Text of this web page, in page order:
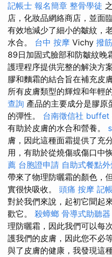
記帳士 報名簡章 整骨學徒
店，化妝品網絡商店，並面
有效地減少了細小的皺紋，
水合。 台中 按摩 Vichy 撥
89日加固式臉部和防皺紋晚
護理程序提供完整的解決方
膠和麵霜的結合旨在補充皮
所有皮膚類型的輝煌和年輕
查詢 產品的主要成分是膠原
的彈性。 台南徵信社 buffet
有助於皮膚的水合和營養。
膚，因此這種面霜提供了充
用，有助於從燒傷或傷口中
薦 台胞證申請 自助式餐點外
帶來了物理防曬霜的顏色，
實很快吸收。 頭痛 按摩 記
對於我們來說，起初它聞起
歡它。 殺蟑螂 骨導式助聽器
理防曬霜，因此我們可以每
護我們的皮膚，因此您不必
與了皮膚的健康，我發現這